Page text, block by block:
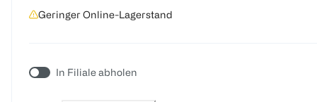
Geringer Online-Lagerstand
In Filiale abholen